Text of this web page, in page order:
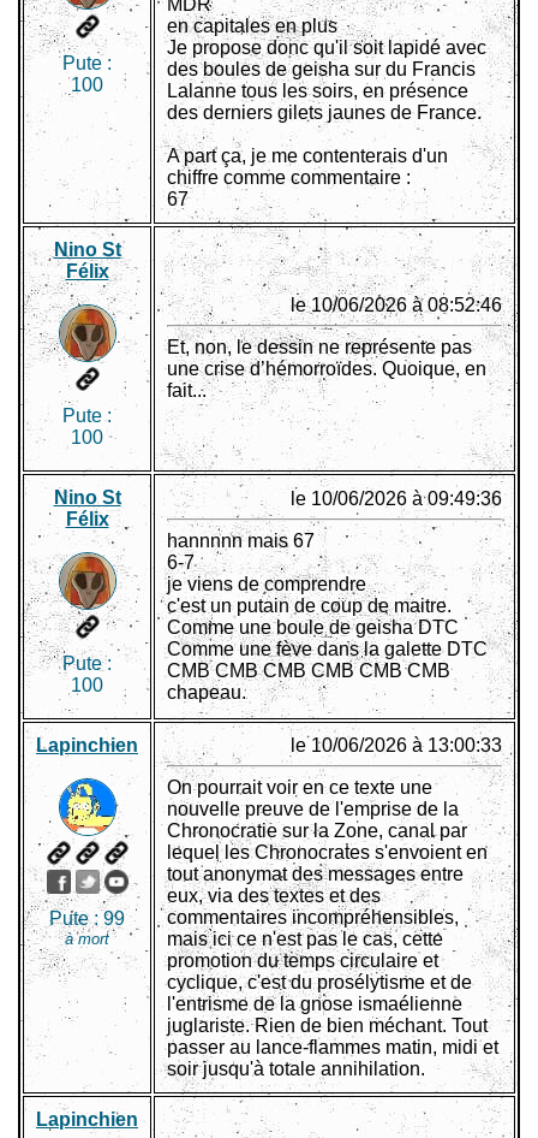
Pute :
100
MDR
en capitales en plus
Je propose donc qu'il soit lapidé avec
des boules de geisha sur du Francis
Lalanne tous les soirs, en présence
des derniers gilets jaunes de France.
A part ça, je me contenterais d'un
chiffre comme commentaire :
67
Nino St
Félix
Pute :
100
le 10/06/2026 à 08:52:46
Et, non, le dessin ne représente pas
une crise d’hémorroïdes. Quoique, en
fait...
Nino St
Félix
Pute :
100
le 10/06/2026 à 09:49:36
hannnnn mais 67
6-7
je viens de comprendre
c'est un putain de coup de maitre.
Comme une boule de geisha DTC
Comme une fève dans la galette DTC
CMB CMB CMB CMB CMB CMB
chapeau.
Lapinchien
Pute : 99
à mort
le 10/06/2026 à 13:00:33
On pourrait voir en ce texte une
nouvelle preuve de l'emprise de la
Chronocratie sur la Zone, canal par
lequel les Chronocrates s'envoient en
tout anonymat des messages entre
eux, via des textes et des
commentaires incompréhensibles,
mais ici ce n'est pas le cas, cette
promotion du temps circulaire et
cyclique, c'est du prosélytisme et de
l'entrisme de la gnose ismaélienne
juglariste. Rien de bien méchant. Tout
passer au lance-flammes matin, midi et
soir jusqu'à totale annihilation.
Lapinchien